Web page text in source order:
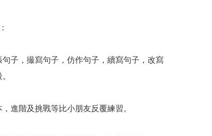
子，撮寫句子，仿作句子，續寫句子，改寫
進階及挑戰等比小朋友反覆練習。